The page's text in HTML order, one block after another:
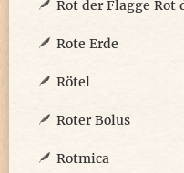
Rot der Flagge Rot
Rote Erde
Rötel
Roter Bolus
Rotmica